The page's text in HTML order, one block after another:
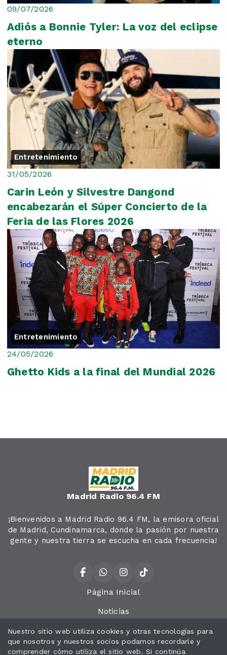
09/07/2026
Adiós a Bonnie Tyler: La voz del eclipse
eterno
Entretenimiento
31/05/2026
Carin León y Silvestre Dangond
encabezarán el Súper Concierto de la
Feria de las Flores 2026
Entretenimiento
24/05/2026
Ghetto Kids a la final del Mundial 2026
Madrid Radio 96.4 FM
¡Bienvenidos a Madrid Radio 96.4 FM, la emisora oficial
de Madrid, Cundinamarca, donde la pasión por nuestra
gente y nuestra tierra se escucha en cada frecuencia!
Página Inicial
Noticias
Política de privacidad
Contacto
Nuestro sitio web utiliza cookies y otras tecnologías para
que nosotros y nuestros socios podamos recordarle y
comprender cómo utiliza el sitio web. Si continúa